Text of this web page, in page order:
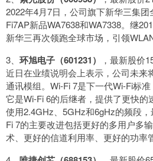
2022年4月7日，公司旗下新华三集
Fi7AP新品WA7638和WA7338。继
新华三再次领跑全球市场，引领
3、 环旭电子（601231）
，最新股价
近日在业绩说明会上表示，公司未来
通讯模组。Wi-Fi 7是下一代Wi-Fi标准
它是Wi-Fi 6的后继者，提供了更快的
使用2.4GHz、5GHz和6gHz的频段
Fi 7的主要改进包括更好的多用户多
术、更好的信道利用率、更好的功率